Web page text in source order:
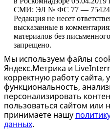
СМИ: ЭЛ № ФС 77 — 75424
Редакция не несет
высказанные в
материалов без
запрещено.
Мы используем файлы
Яндекс.Метрика и
корректную работу сайта,
функциональность,
персонализировать
пользоваться сайтом или
принимаете нашу
данных.